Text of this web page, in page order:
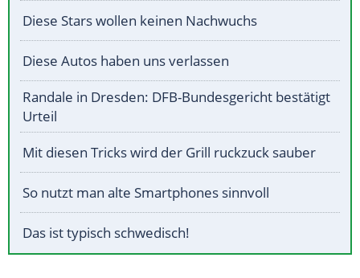
Diese Stars wollen keinen Nachwuchs
Diese Autos haben uns verlassen
Randale in Dresden: DFB-Bundesgericht bestätigt
Urteil
Mit diesen Tricks wird der Grill ruckzuck sauber
So nutzt man alte Smartphones sinnvoll
Das ist typisch schwedisch!